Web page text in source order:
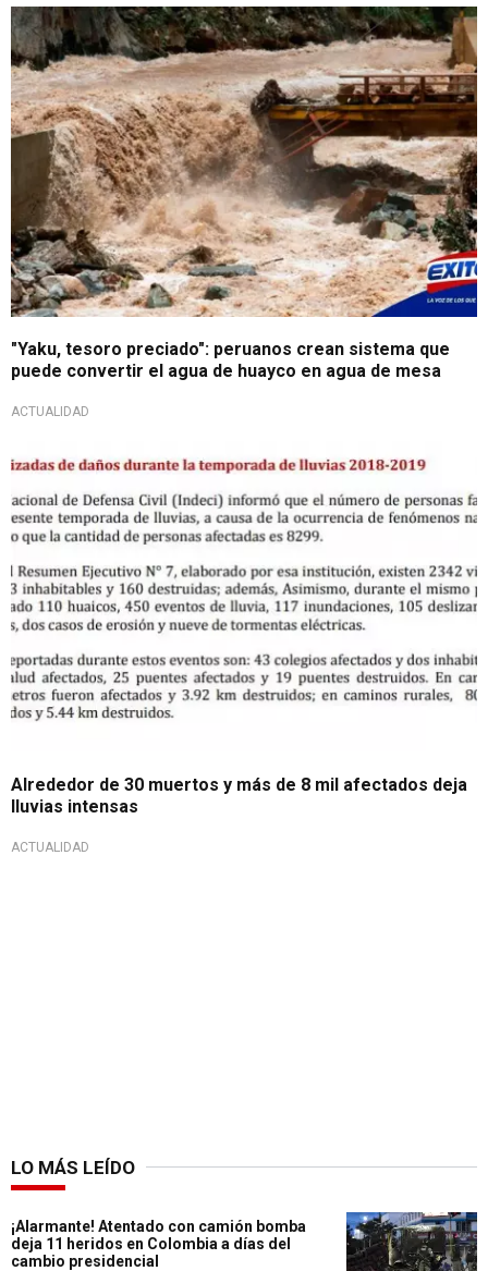
"Yaku, tesoro preciado": peruanos crean sistema que
puede convertir el agua de huayco en agua de mesa
ACTUALIDAD
Alrededor de 30 muertos y más de 8 mil afectados deja
lluvias intensas
ACTUALIDAD
LO MÁS LEÍDO
¡Alarmante! Atentado con camión bomba
deja 11 heridos en Colombia a días del
cambio presidencial